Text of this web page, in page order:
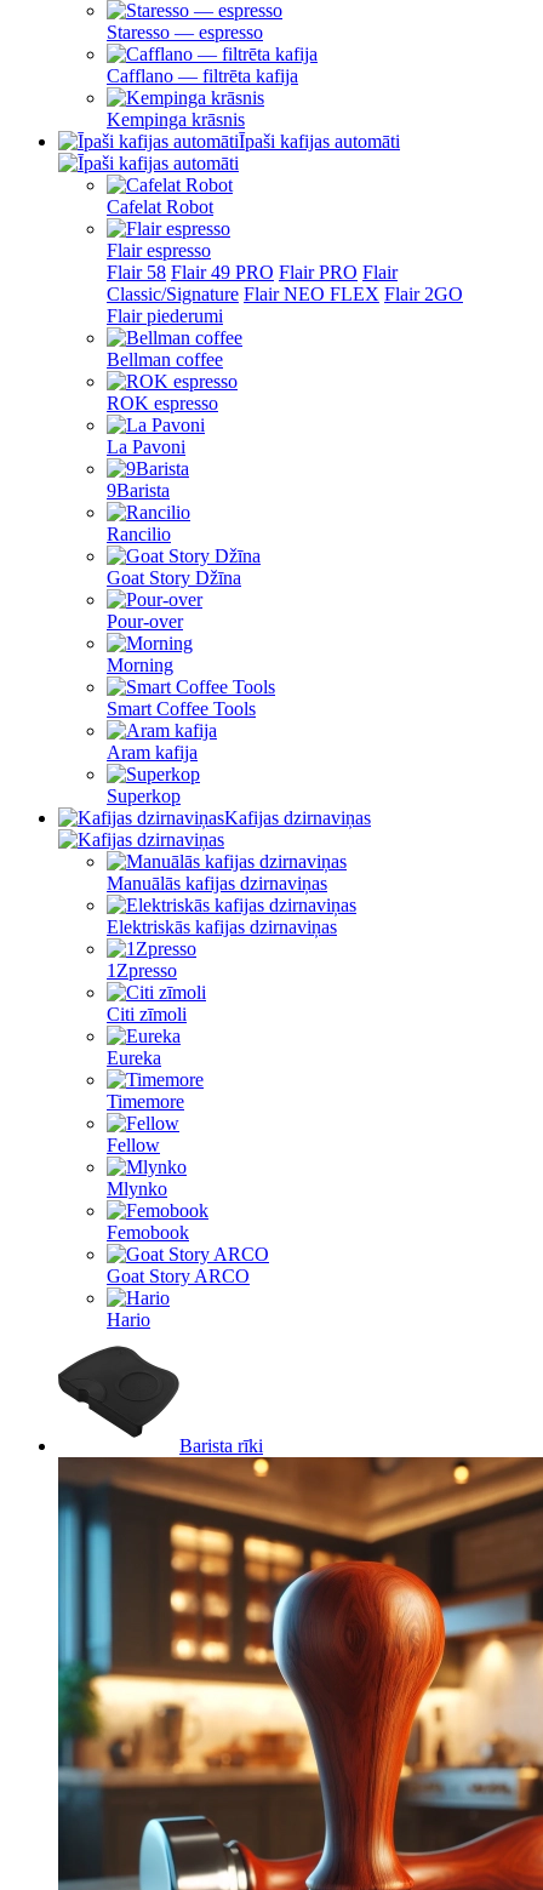
Staresso — espresso
Cafflano — filtrēta kafija
Kempinga krāsnis
Īpaši kafijas automāti
Cafelat Robot
Flair espresso
Flair 58 Flair 49 PRO Flair PRO Flair
Classic/Signature Flair NEO FLEX Flair 2GO
Flair piederumi
Bellman coffee
ROK espresso
La Pavoni
9Barista
Rancilio
Goat Story Džīna
Pour-over
Morning
Smart Coffee Tools
Aram kafija
Superkop
Kafijas dzirnaviņas
Manuālās kafijas dzirnaviņas
Elektriskās kafijas dzirnaviņas
1Zpresso
Citi zīmoli
Eureka
Timemore
Fellow
Mlynko
Femobook
Goat Story ARCO
Hario
Barista rīki